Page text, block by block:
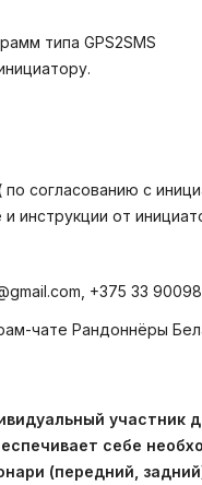
типа GPS2SMS
согласованию с
инструкции от
+375 33
чате Рандоннёры
участник
себе
(передний,